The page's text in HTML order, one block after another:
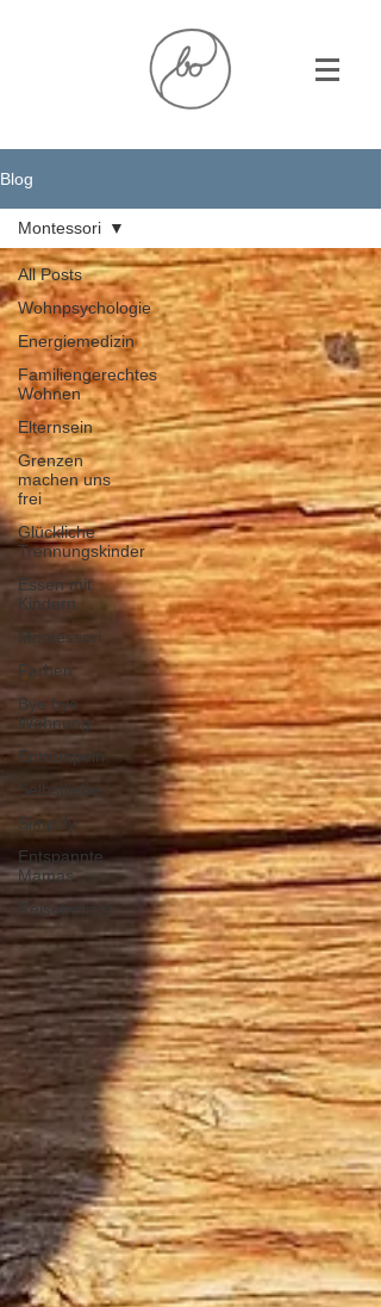
Blog
All Posts
Wohnpsychologie
Energiemedizin
Familiengerechtes
Wohnen
Elternsein
Grenzen
machen uns
frei
Glückliche
Trennungskinder
Essen mit
Kindern
Montessori
Farben
Bye bye
Wohnung
Entrümpeln
Selbstliebe
Simplify
Entspannte
Mamas
Reisebericht
Montessori